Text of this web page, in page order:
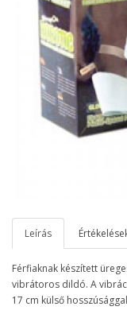
Leírás
Férfiaknak készített
vibrátoros dildó. A
17 cm külső